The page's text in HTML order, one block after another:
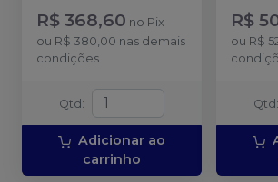
R$ 368,60 no Pix
ou R$ 380,00 nas demais
condições
Qtd :
Adicionar ao
carrinho
R$
ou R$
Qtd :